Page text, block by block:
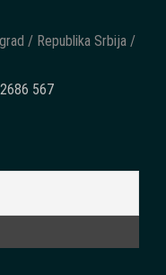
/ Republika Srbija /
567